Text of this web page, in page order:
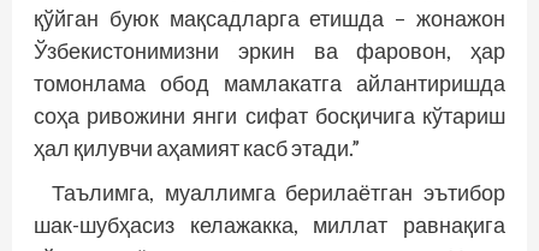
қўйган буюк мақсадларга етишда – жонажон
Ўзбекистонимизни эркин ва фаровон, ҳар
томонлама обод мамлакатга айлантиришда
соҳа ривожини янги сифат босқичига кўтариш
ҳал қилувчи аҳамият касб этади.”
Таълимга, муаллимга берилаётган эътибор
шак-шубҳасиз келажакка, миллат равнақига